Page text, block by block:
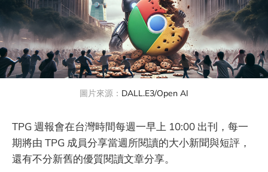
圖片來源： DALL.E3/Open AI
TPG 週報會在台灣時間每週一早上 10:00 出刊，每一
期將由 TPG 成員分享當週所閱讀的大小新聞與短評，
還有不分新舊的優質閱讀文章分享。